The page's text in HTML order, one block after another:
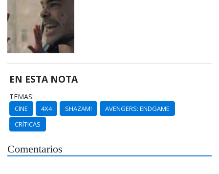
EN ESTA NOTA
TEMAS:
CINE 4X4 SHAZAM!
AVENGERS: ENDGAME
CRÍTICAS
Comentarios